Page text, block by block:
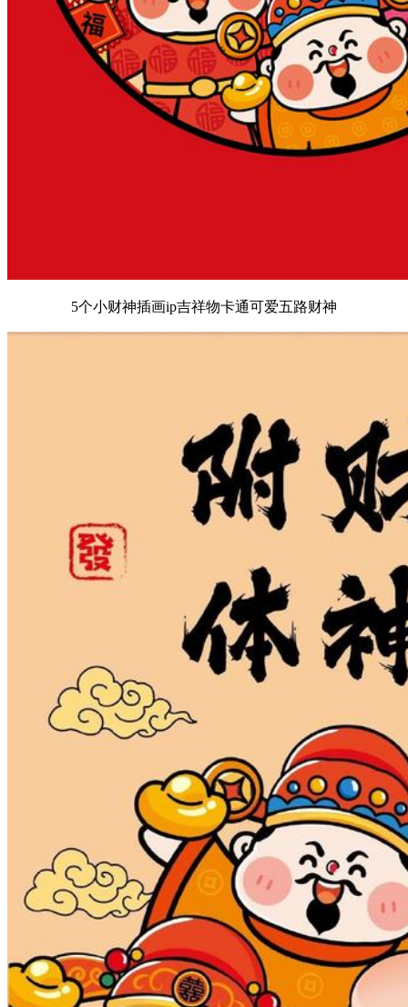
5个小财神插画ip吉祥物卡通可爱五路财神